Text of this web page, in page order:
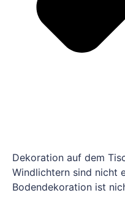
Dekoration auf dem
Windlichtern sind nicht
Bodendekoration ist